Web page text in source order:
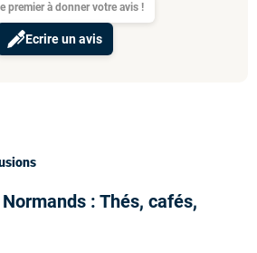
premier à donner votre avis !
Ecrire un avis
: Thés, cafés,